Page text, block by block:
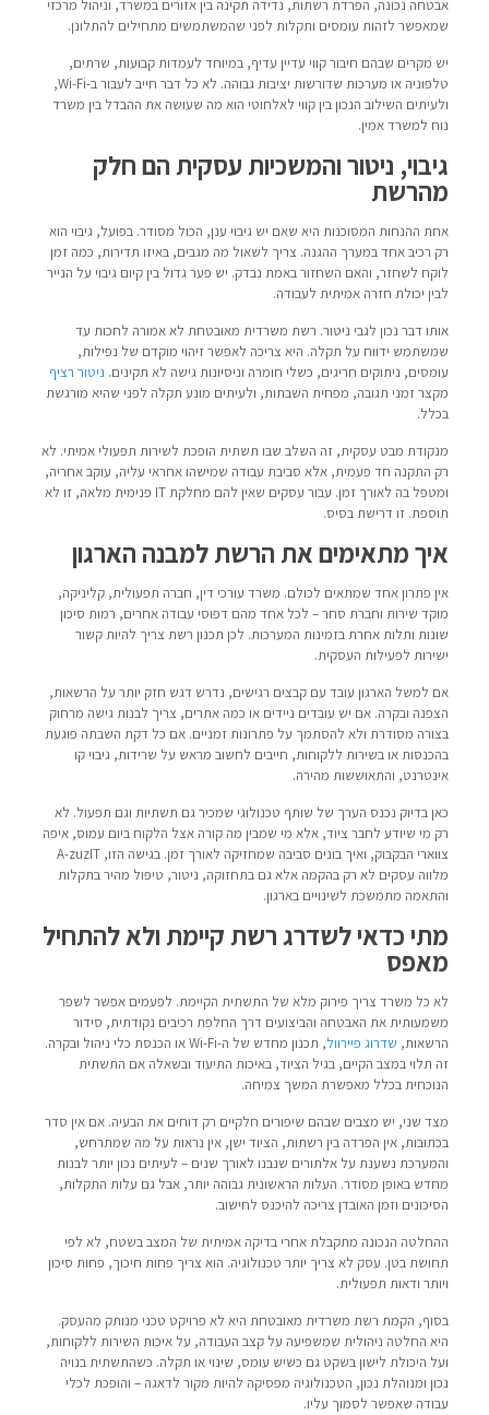
אבטחה נכונה, הפרדת רשתות, נדידה תקינה בין אזורים במשרד, וניהול מרכזי
שמאפשר לזהות עומסים ותקלות לפני שהמשתמשים מתחילים להתלונן.
יש מקרים שבהם חיבור קווי עדיין עדיף, במיוחד לעמדות קבועות, שרתים,
טלפוניה או מערכות שדורשות יציבות גבוהה. לא כל דבר חייב לעבור ב-Wi-Fi,
ולעיתים השילוב הנכון בין קווי לאלחוטי הוא מה שעושה את ההבדל בין משרד
נוח למשרד אמין.
גיבוי, ניטור והמשכיות עסקית הם חלק
מהרשת
אחת ההנחות המסוכנות היא שאם יש גיבוי ענן, הכול מסודר. בפועל, גיבוי הוא
רק רכיב אחד במערך ההגנה. צריך לשאול מה מגבים, באיזו תדירות, כמה זמן
לוקח לשחזר, והאם השחזור באמת נבדק. יש פער גדול בין קיום גיבוי על הנייר
לבין יכולת חזרה אמיתית לעבודה.
אותו דבר נכון לגבי ניטור. רשת משרדית מאובטחת לא אמורה לחכות עד
שמשתמש ידווח על תקלה. היא צריכה לאפשר זיהוי מוקדם של נפילות,
עומסים, ניתוקים חריגים, כשלי חומרה וניסיונות גישה לא תקינים. ניטור רציף
מקצר זמני תגובה, מפחית השבתות, ולעיתים מונע תקלה לפני שהיא מורגשת
בכלל.
מנקודת מבט עסקית, זה השלב שבו תשתית הופכת לשירות תפעולי אמיתי. לא
רק התקנה חד פעמית, אלא סביבת עבודה שמישהו אחראי עליה, עוקב אחריה,
ומטפל בה לאורך זמן. עבור עסקים שאין להם מחלקת IT פנימית מלאה, זו לא
תוספת. זו דרישת בסיס.
איך מתאימים את הרשת למבנה הארגון
אין פתרון אחד שמתאים לכולם. משרד עורכי דין, חברה תפעולית, קליניקה,
מוקד שירות וחברת סחר – לכל אחד מהם דפוסי עבודה אחרים, רמות סיכון
שונות ותלות אחרת בזמינות המערכות. לכן תכנון רשת צריך להיות קשור
ישירות לפעילות העסקית.
אם למשל הארגון עובד עם קבצים רגישים, נדרש דגש חזק יותר על הרשאות,
הצפנה ובקרה. אם יש עובדים ניידים או כמה אתרים, צריך לבנות גישה מרחוק
בצורה מסודרת ולא להסתמך על פתרונות זמניים. אם כל דקת השבתה פוגעת
בהכנסות או בשירות ללקוחות, חייבים לחשוב מראש על שרידות, גיבוי קו
אינטרנט, והתאוששות מהירה.
כאן בדיוק נכנס הערך של שותף טכנולוגי שמכיר גם תשתיות וגם תפעול. לא
רק מי שיודע לחבר ציוד, אלא מי שמבין מה קורה אצל הלקוח ביום עמוס, איפה
צווארי הבקבוק, ואיך בונים סביבה שמחזיקה לאורך זמן. בגישה הזו, A-zuzIT
מלווה עסקים לא רק בהקמה אלא גם בתחזוקה, ניטור, טיפול מהיר בתקלות
והתאמה מתמשכת לשינויים בארגון.
מתי כדאי לשדרג רשת קיימת ולא להתחיל
מאפס
לא כל משרד צריך פירוק מלא של התשתית הקיימת. לפעמים אפשר לשפר
משמעותית את האבטחה והביצועים דרך החלפת רכיבים נקודתית, סידור
הרשאות, שדרוג פיירוול
, תכנון מחדש של ה-Wi-Fi או הכנסת כלי ניהול ובקרה.
זה תלוי במצב הקיים, בגיל הציוד, באיכות התיעוד ובשאלה אם התשתית
הנוכחית בכלל מאפשרת המשך צמיחה.
מצד שני, יש מצבים שבהם שיפורים חלקיים רק דוחים את הבעיה. אם אין סדר
בכתובות, אין הפרדה בין רשתות, הציוד ישן, אין נראות על מה שמתרחש,
והמערכת נשענת על אלתורים שנבנו לאורך שנים – לעיתים נכון יותר לבנות
מחדש באופן מסודר. העלות הראשונית גבוהה יותר, אבל גם עלות התקלות,
הסיכונים וזמן האובדן צריכה להיכנס לחישוב.
ההחלטה הנכונה מתקבלת אחרי בדיקה אמיתית של המצב בשטח, לא לפי
תחושת בטן. עסק לא צריך יותר טכנולוגיה. הוא צריך פחות חיכוך, פחות סיכון
ויותר ודאות תפעולית.
בסוף, הקמת רשת משרדית מאובטחת היא לא פרויקט טכני מנותק מהעסק.
היא החלטה ניהולית שמשפיעה על קצב העבודה, על איכות השירות ללקוחות,
ועל היכולת לישון בשקט גם כשיש עומס, שינוי או תקלה. כשהתשתית בנויה
נכון ומנוהלת נכון, הטכנולוגיה מפסיקה להיות מקור לדאגה – והופכת לכלי
עבודה שאפשר לסמוך עליו.